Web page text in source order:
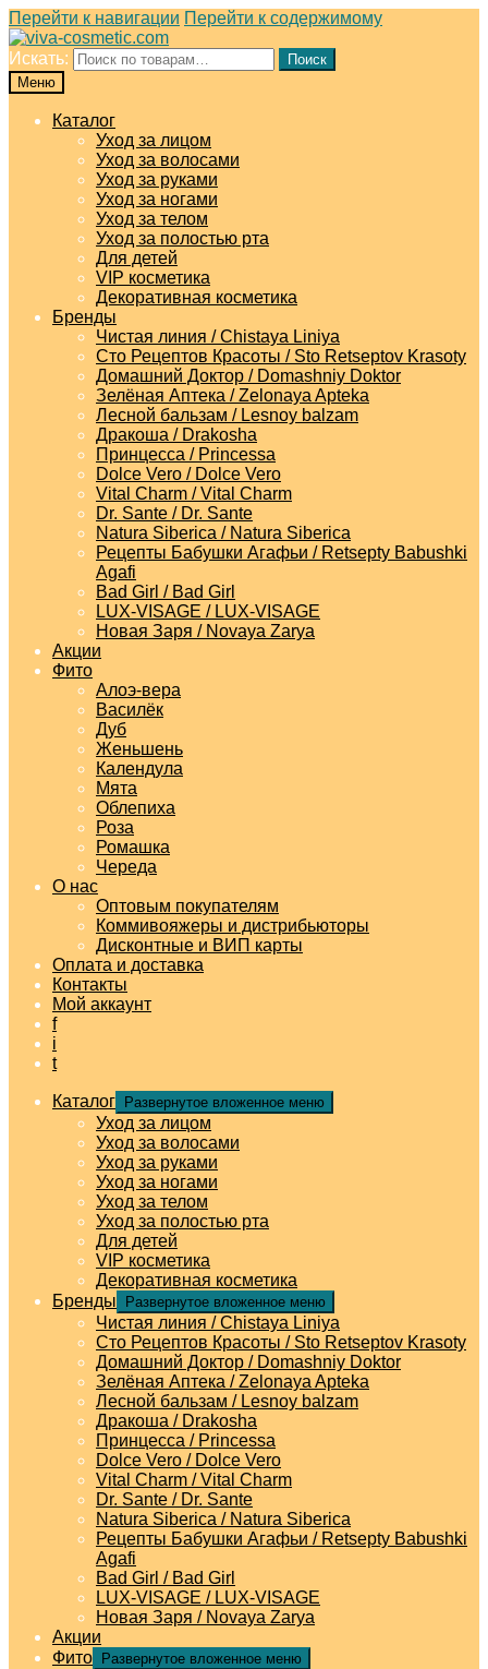
Перейти к навигации Перейти к содержимому
Искать:
Поиск
Меню
Каталог
Уход за лицом
Уход за волосами
Уход за руками
Уход за ногами
Уход за телом
Уход за полостью рта
Для детей
VIP косметика
Декоративная косметика
Бренды
Чистая линия / Chistaya Liniya
Сто Рецептов Красоты / Sto Retseptov Krasoty
Домашний Доктор / Domashniy Doktor
Зелёная Аптека / Zelonaya Apteka
Лесной бальзам / Lesnoy balzam
Дракоша / Drakosha
Принцесса / Princessa
Dolce Vero / Dolce Vero
Vital Charm / Vital Charm
Dr. Sante / Dr. Sante
Natura Siberica / Natura Siberica
Рецепты Бабушки Агафьи / Retsepty Babushki
Agafi
Bad Girl / Bad Girl
LUX-VISAGE / LUX-VISAGE
Новая Заря / Novaya Zarya
Акции
Фито
Алоэ-вера
Василёк
Дуб
Женьшень
Календула
Мята
Облепиха
Роза
Ромашка
Череда
О нас
Оптовым покупателям
Коммивояжеры и дистрибьюторы
Дисконтные и ВИП карты
Оплата и доставка
Контакты
Мой аккаунт
f
i
t
Каталог Развернутое вложенное меню
Уход за лицом
Уход за волосами
Уход за руками
Уход за ногами
Уход за телом
Уход за полостью рта
Для детей
VIP косметика
Декоративная косметика
Бренды
Развернутое вложенное меню
Чистая линия / Chistaya Liniya
Сто Рецептов Красоты / Sto Retseptov Krasoty
Домашний Доктор / Domashniy Doktor
Зелёная Аптека / Zelonaya Apteka
Лесной бальзам / Lesnoy balzam
Дракоша / Drakosha
Принцесса / Princessa
Dolce Vero / Dolce Vero
Vital Charm / Vital Charm
Dr. Sante / Dr. Sante
Natura Siberica / Natura Siberica
Рецепты Бабушки Агафьи / Retsepty Babushki
Agafi
Bad Girl / Bad Girl
LUX-VISAGE / LUX-VISAGE
Новая Заря / Novaya Zarya
Акции
Фито
Развернутое вложенное меню